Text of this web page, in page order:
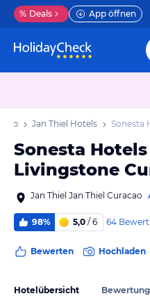
% Deals App öffnen
Jan Thiel Hotels Sonesta
Sonesta
Livingstone
Jan Thiel Jan Thiel Curacao
98% 5,0 / 6 64
Bewerten Hochladen
Hotelübersicht